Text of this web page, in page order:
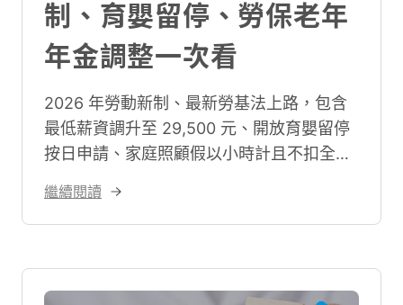
制、育嬰留停、勞保老年
年金調整一次看
2026 年勞動新制、最新勞基法上路，包含
最低薪資調升至 29,500 元、開放育嬰留停
按日申請、家庭照顧假以小時計且不扣全
《職場霸凌防治》正式入法。此外，勞保年
金請領年齡升至 65 歲，並針對外國技術人
繼續閱讀